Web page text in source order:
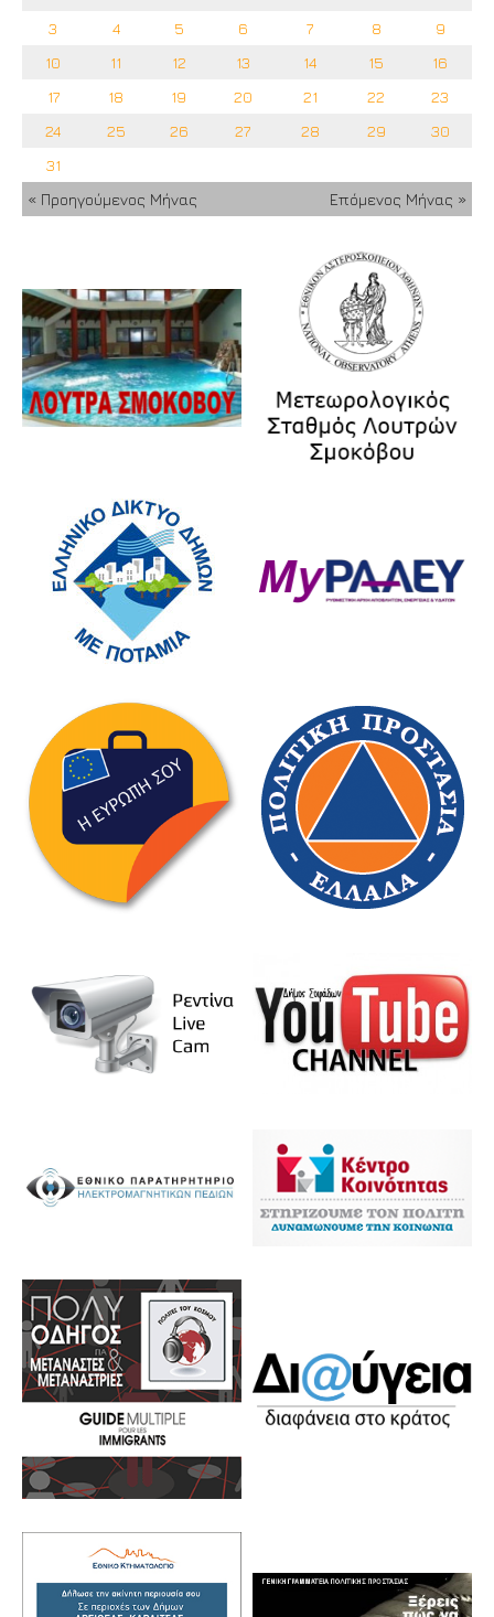
3
4 5 6 7 8
9
10
11 12 13 14 15
16
17
18 19 20 21 22
23
24
25 26 27 28 29
30
31
« Προηγούμενος Μήνας
Επόμενος Μήνας »